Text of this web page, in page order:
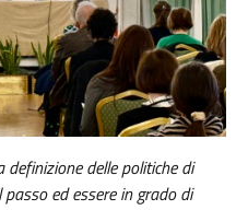
definizione delle politiche di
ed essere in grado di